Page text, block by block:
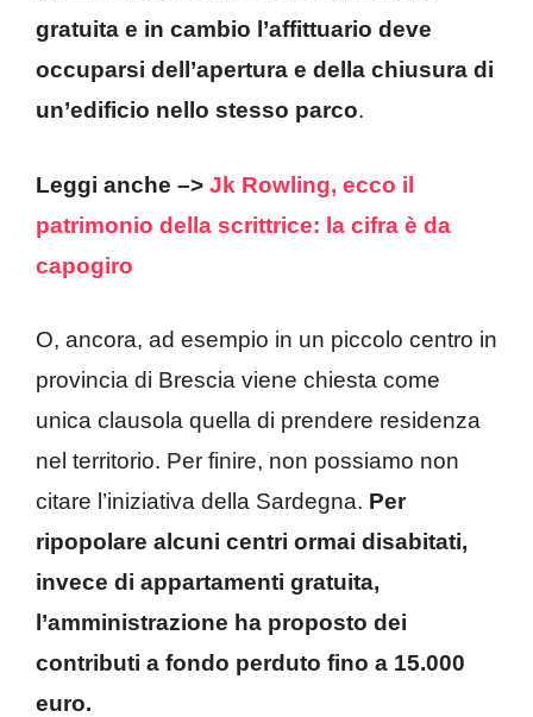
gratuita e in cambio l’affittuario deve
occuparsi dell’apertura e della chiusura di
un’edificio nello stesso parco.
Leggi anche –> Jk Rowling, ecco il
patrimonio della scrittrice: la cifra è da
capogiro
O, ancora, ad esempio in un piccolo centro in
provincia di Brescia viene chiesta come
unica clausola quella di prendere residenza
nel territorio. Per finire, non possiamo non
citare l’iniziativa della Sardegna. Per
ripopolare alcuni centri ormai disabitati,
invece di appartamenti gratuita,
l’amministrazione ha proposto dei
contributi a fondo perduto fino a 15.000
euro.